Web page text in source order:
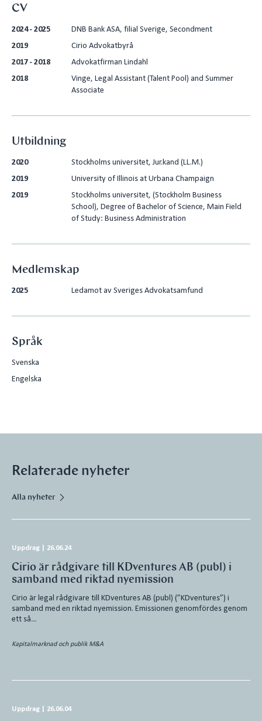
CV
2024 - 2025
DNB Bank ASA, filial Sverige, Secondment
2019
Cirio Advokatbyrå
2017 - 2018
Advokatfirman Lindahl
2018
Vinge, Legal Assistant (Talent Pool) and Summer
Associate
Utbildning
2020
Stockholms universitet, Jur.kand (LL.M.)
2019
University of Illinois at Urbana Champaign
2019
Stockholms universitet, (Stockholm Business
School), Degree of Bachelor of Science, Main Field
of Study: Business Administration
Medlemskap
2025 Ledamot av Sveriges Advokatsamfund
Språk
Svenska
Engelska
Relaterade nyheter
Alla nyheter
Uppdrag 26.06.24
Cirio är rådgivare till KDventures AB (publ) i
samband med riktad nyemission
Cirio är legal rådgivare till KDventures AB (publ) (”KDventures”) i
samband med en riktad nyemission. Emissionen genomfördes genom
ett så…
Kapitalmarknad och publik M&A
Uppdrag 26.06.04